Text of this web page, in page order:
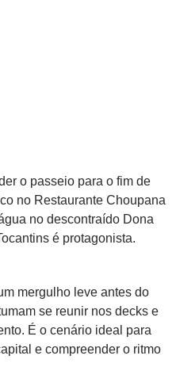
o passeio para o fim de
no Restaurante Choupana
no descontraído Dona
é protagonista.
mergulho leve antes do
se reunir nos decks e
É o cenário ideal para
e compreender o ritmo